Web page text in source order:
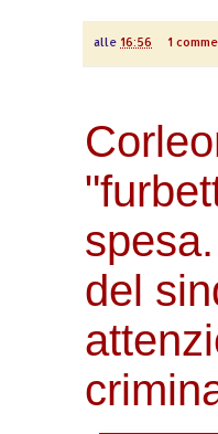
alle 16:56 1
del